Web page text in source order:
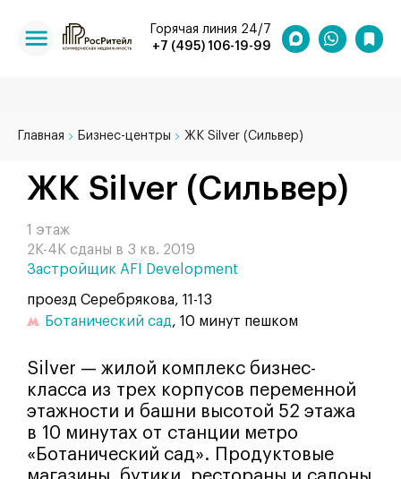
+7 (495) 106-19-99
Горячая линия 24/7
Главная Бизнес-центры ЖК Silver (Сильвер)
ЖК Silver (Сильвер)
1 этаж
2К-4К сданы в 3 кв. 2019
Застройщик AFI Development
проезд Серебрякова, 11-13
Ботанический сад, 10 минут пешком
Silver — жилой комплекс бизнес-
класса из трех корпусов переменной
этажности и башни высотой 52 этажа
в 10 минутах от станции метро
«Ботанический сад». Продуктовые